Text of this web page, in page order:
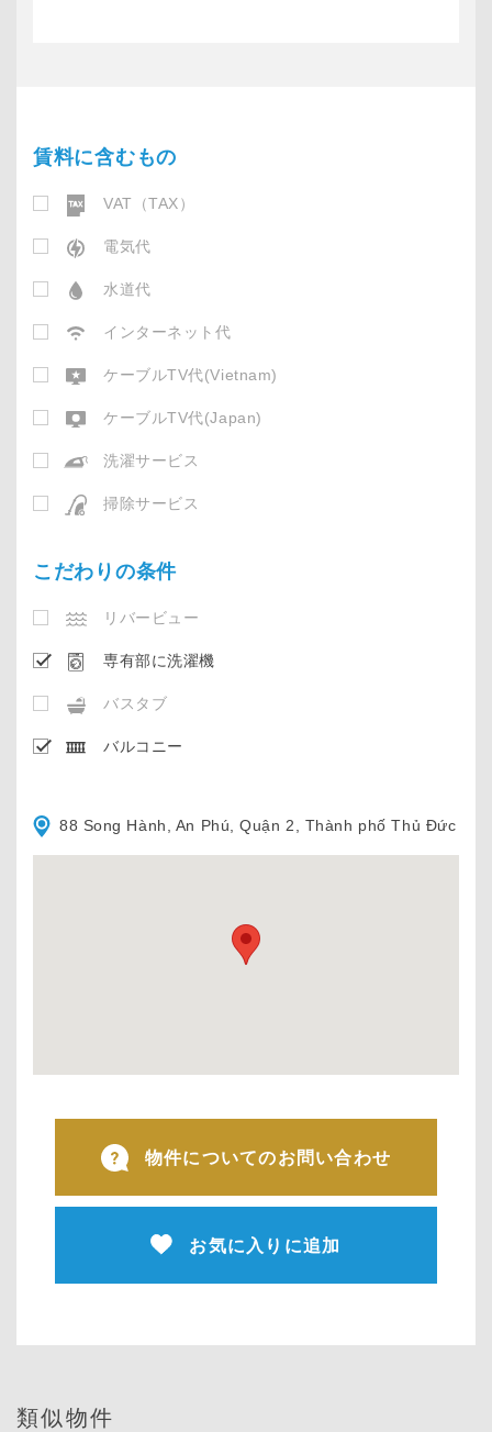
賃料に含むもの
VAT（TAX）
電気代
水道代
インターネット代
ケーブルTV代(Vietnam)
ケーブルTV代(Japan)
洗濯サービス
掃除サービス
こだわりの条件
リバービュー
専有部に洗濯機
バスタブ
バルコニー
88 Song Hành, An Phú, Quận 2, Thành phố Thủ Đức
物件についてのお問い合わせ
お気に入りに追加
類似物件